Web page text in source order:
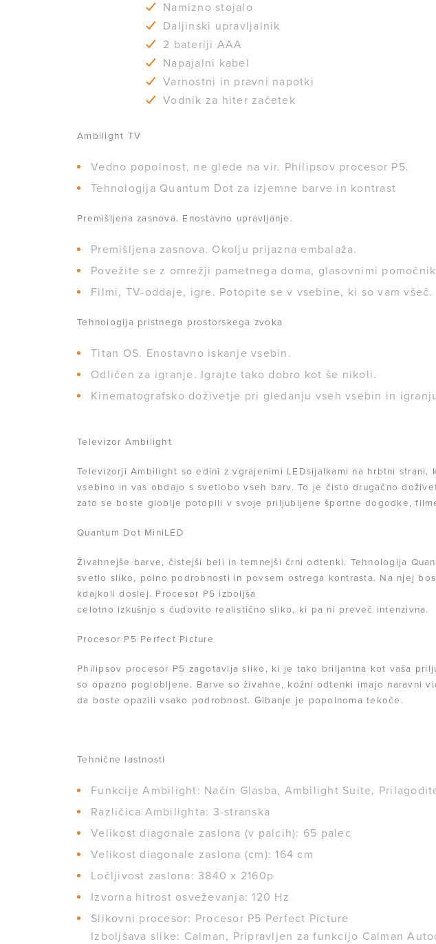
Namizno stojalo
Daljinski upravljalnik
2 bateriji AAA
Napajalni kabel
Varnostni in pravni napotki
Vodnik za hiter začetek
Ambilight TV
Vedno popolnost, ne glede na vir. Philipsov procesor P5.
Tehnologija Quantum Dot za izjemne barve in kontrast
Premišljena zasnova. Enostavno upravljanje.
Premišljena zasnova. Okolju prijazna embalaža.
Povežite se z omrežji pametnega doma, glasovnimi
Filmi, TV-oddaje, igre. Potopite se v vsebine, ki so vam všeč.
Tehnologija pristnega prostorskega zvoka
Titan OS. Enostavno iskanje vsebin.
Odličen za igranje. Igrajte tako dobro kot še nikoli.
Kinematografsko doživetje pri gledanju vseh vsebin in
Televizor Ambilight
Televizorji Ambilight so edini z vgrajenimi LEDsijalkami na hrbtni strani,
vsebino in vas obdajo s svetlobo vseh barv. To je čisto drugačno
zato se boste globlje potopili v svoje priljubljene športne dogodke,
Quantum Dot MiniLED
Živahnejše barve, čistejši beli in temnejši črni odtenki. Tehnologija
svetlo sliko, polno podrobnosti in povsem ostrega kontrasta. Na njej
kdajkoli doslej. Procesor P5 izboljša
celotno izkušnjo s čudovito realistično sliko, ki pa ni preveč intenzivna.
Procesor P5 Perfect Picture
Philipsov procesor P5 zagotavlja sliko, ki je tako briljantna kot vaša
so opazno poglobljene. Barve so živahne, kožni odtenki imajo naravni
da boste opazili vsako podrobnost. Gibanje je popolnoma tekoče.
Tehnične lastnosti
Funkcije Ambilight: Način Glasba, Ambilight Suite,
Različica Ambilighta: 3-stranska
Velikost diagonale zaslona (v palcih): 65 palec
Velikost diagonale zaslona (cm): 164 cm
Ločljivost zaslona: 3840 x 2160p
Izvorna hitrost osveževanja: 120 Hz
Slikovni procesor: Procesor P5 Perfect Picture
Izboljšava slike: Calman, Pripravljen za funkcijo Calman